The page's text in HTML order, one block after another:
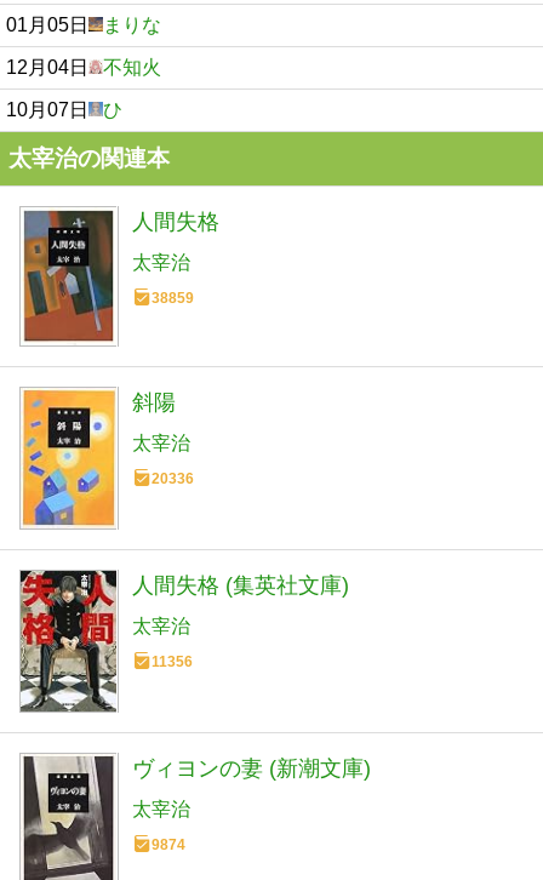
01月05日 まりな
12月04日 不知火
10月07日 ひ
太宰治の関連本
人間失格
太宰治
38859
斜陽
太宰治
20336
人間失格 (集英社文庫)
太宰治
11356
ヴィヨンの妻 (新潮文庫)
太宰治
9874